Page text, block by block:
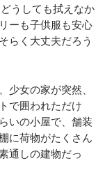
うしても拭えなか
ーも子供服も安心
らく大丈夫だろう
少女の家が突然、
で囲われただけ
いの小屋で、舗装
に荷物がたくさん
通しの建物だっ